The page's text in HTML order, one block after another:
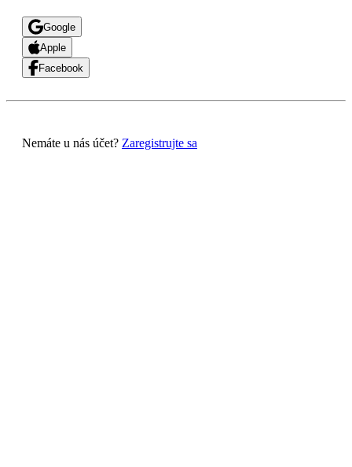
Google
Apple
Facebook
Nemáte u nás účet? Zaregistrujte sa